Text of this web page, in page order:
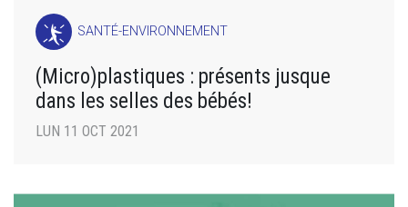
SANTÉ-ENVIRONNEMENT
(Micro)plastiques : présents jusque
dans les selles des bébés!
LUN 11 OCT 2021